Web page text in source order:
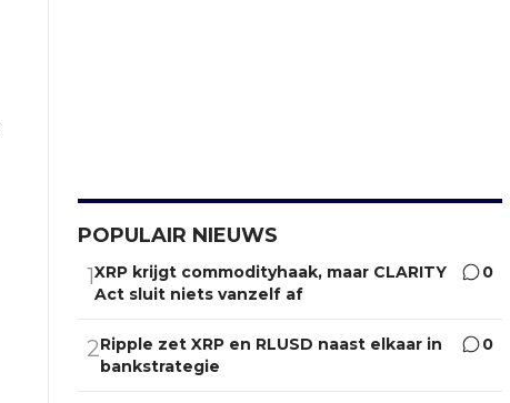
POPULAIR NIEUWS
1XRP krijgt commodityhaak, maar CLARITY
Act sluit niets vanzelf af
0
2Ripple zet XRP en RLUSD naast elkaar in
bankstrategie
0